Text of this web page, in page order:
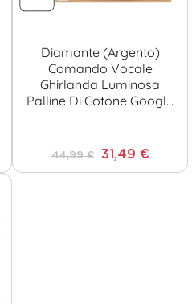
Diamante (Argento)
Comando Vocale
Ghirlanda Luminosa
Palline Di Cotone Google
44,99 € 31,49 €